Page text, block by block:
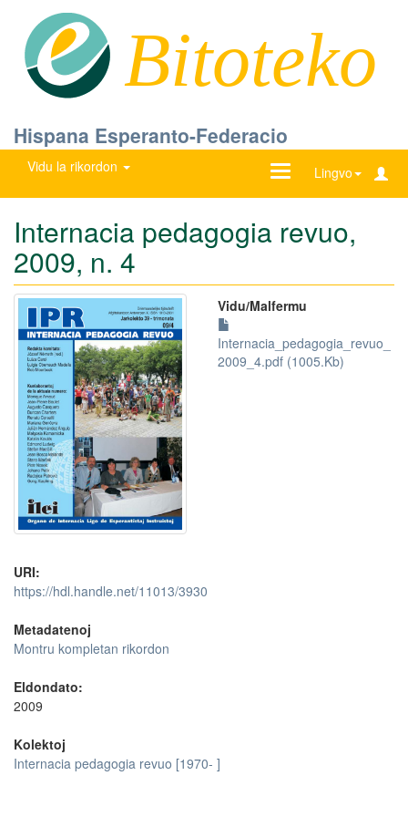
Bitoteko
Hispana Esperanto-Federacio
Vidu la rikordon Lingvo
Ŝanĝu
Internacia pedagogia revuo,
2009, n. 4
Vidu/Malfermu
Internacia_pedagogia_revuo_
2009_4.pdf (1005.Kb)
URI:
https://hdl.handle.net/11013/3930
Metadatenoj
Montru kompletan rikordon
Eldondato:
2009
Kolektoj
Internacia pedagogia revuo [1970- ]